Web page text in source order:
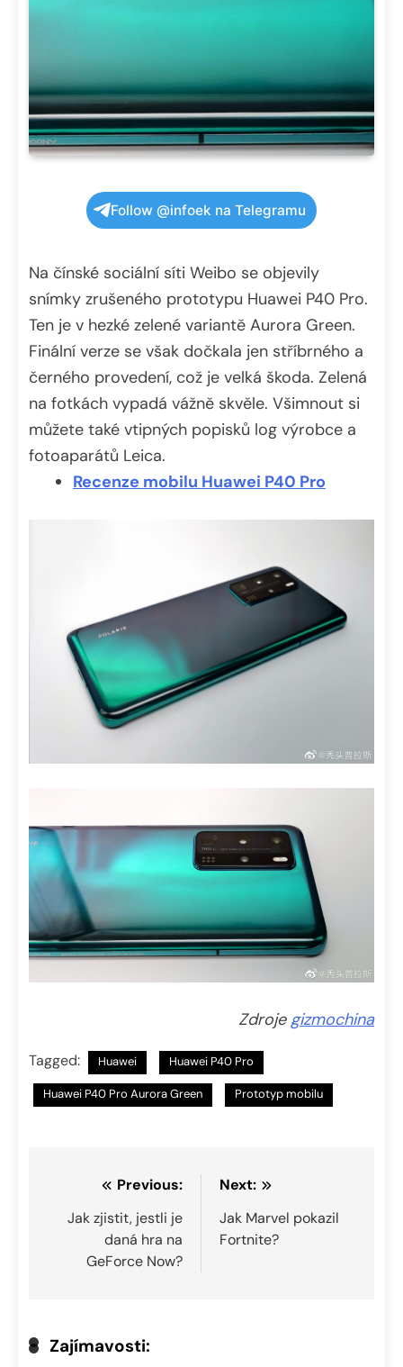
Follow @infoek na Telegramu
Na čínské sociální síti Weibo se objevily
snímky zrušeného prototypu Huawei P40 Pro.
Ten je v hezké zelené variantě Aurora Green.
Finální verze se však dočkala jen stříbrného a
černého provedení, což je velká škoda. Zelená
na fotkách vypadá vážně skvěle. Všimnout si
můžete také vtipných popisků log výrobce a
fotoaparátů Leica.
Recenze mobilu Huawei P40 Pro
Zdrojegizmochina
Tagged: Huawei Huawei P40 Pro
Huawei P40 Pro Aurora Green Prototyp mobilu
Navigace
pro
příspěvek
Previous:
Jak zjistit, jestli je
daná hra na
GeForce Now?
Next:
Jak Marvel pokazil
Fortnite?
Zajímavosti: